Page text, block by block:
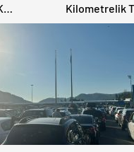
Kilometrelik